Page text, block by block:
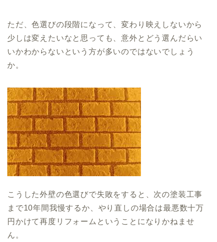
ただ、色選びの段階になって、変わり映えしないから
少しは変えたいなと思っても、意外とどう選んだらい
いかわからないという方が多いのではないでしょう
か。
こうした外壁の色選びで失敗をすると、次の塗装工事
まで10年間我慢するか、やり直しの場合は最悪数十万
円かけて再度リフォームということになりかねませ
ん。